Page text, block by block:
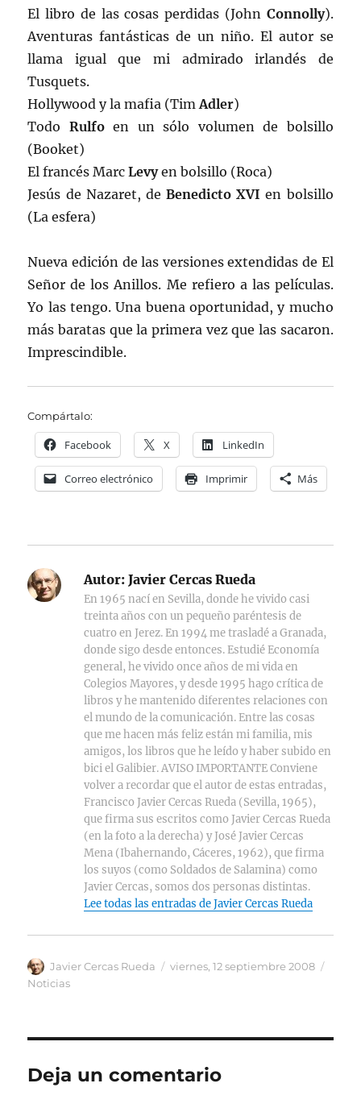
El libro de las cosas perdidas (John Connolly).
Aventuras fantásticas de un niño. El autor se
llama igual que mi admirado irlandés de
Tusquets.
Hollywood y la mafia (TimAdler)
Todo Rulfoen un sólo volumen de bolsillo
(Booket)
El francés MarcLevyen bolsillo (Roca)
Jesús de Nazaret, deBenedicto XVI en bolsillo
(La esfera)
Nueva edición de las versiones extendidas de El
Señor de los Anillos. Me refiero a las películas.
Yo las tengo. Una buena oportunidad, y mucho
más baratas que la primera vez que las sacaron.
Imprescindible.
Compártalo:
Facebook X LinkedIn
Correo electrónico Imprimir Más
Autor: Javier Cercas Rueda
En 1965 nací en Sevilla, donde he vivido casi
treinta años con un pequeño paréntesis de
cuatro en Jerez. En 1994 me trasladé a Granada,
donde sigo desde entonces. Estudié Economía
general, he vivido once años de mi vida en
Colegios Mayores, y desde 1995 hago crítica de
libros y he mantenido diferentes relaciones con
el mundo de la comunicación. Entre las cosas
que me hacen más feliz están mi familia, mis
amigos, los libros que he leído y haber subido en
bici el Galibier. AVISO IMPORTANTE Conviene
volver a recordar que el autor de estas entradas,
Francisco Javier Cercas Rueda (Sevilla, 1965),
que firma sus escritos como Javier Cercas Rueda
(en la foto a la derecha) y José Javier Cercas
Mena (Ibahernando, Cáceres, 1962), que firma
los suyos (como Soldados de Salamina) como
Javier Cercas, somos dos personas distintas.
Lee todas las entradas de Javier Cercas Rueda
Autor
Javier Cercas Rueda
Publicado
viernes, 12 septiembre 2008
Noticias
Deja un comentario